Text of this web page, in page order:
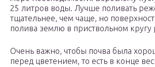
25 литров воды. Лучше поливать
тщательнее, чем чаще, но
полива землю в приствольном кругу
Очень важно, чтобы почва была
перед цветением, то есть в конце